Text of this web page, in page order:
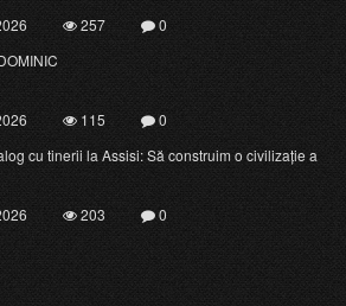
257
0
115
0
cu tinerii la Assisi: Să construim o civilizație a
203 0